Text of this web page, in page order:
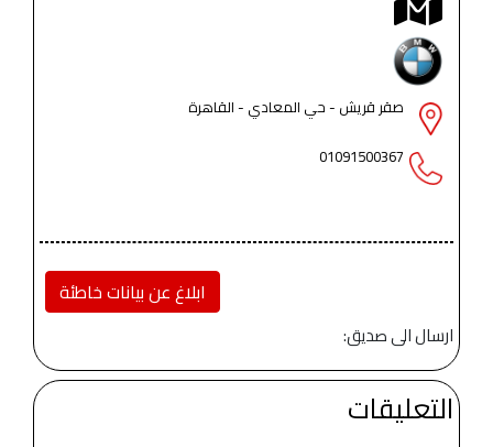
صقر قريش - حي المعادي - القاهرة
01091500367
ابلاغ عن بيانات خاطئة
ارسال الى صديق:
التعليقات